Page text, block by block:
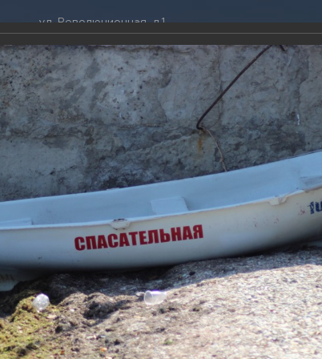
ул. Революционная, д.1
gelendzhik@mo.krasnodar.ru
Администрация Руководители Документы
задачи и функции
данных
информация
реформа
коррупции
организации
информация
служба
ДУМА
Новости
Структура
Депутат ЗСК
Депутат ГД
График приёмов
Депутатское
Совет молодых
Законотворчество
Постоянные
заседаний
Сведения о доходах,
выставки Гидроавиасалон – 2014
X Международной выставки Гидроавиасалон –